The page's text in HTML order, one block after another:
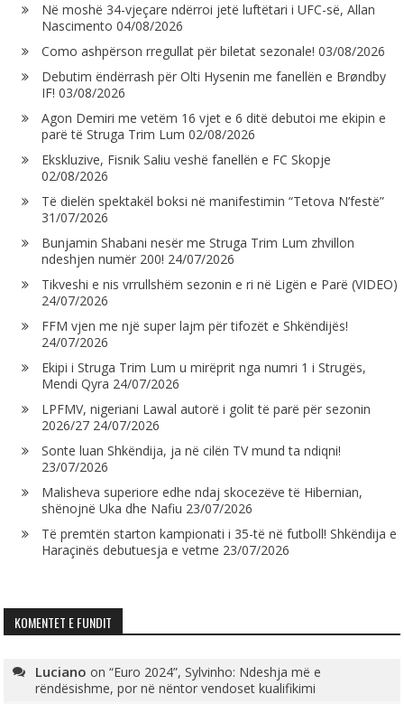
Në moshë 34-vjeçare ndërroi jetë luftëtari i UFC-së, Allan
Nascimento 04/08/2026
Como ashpërson rregullat për biletat sezonale! 03/08/2026
Debutim ëndërrash për Olti Hysenin me fanellën e Brøndby
IF! 03/08/2026
Agon Demiri me vetëm 16 vjet e 6 ditë debutoi me ekipin e
parë të Struga Trim Lum 02/08/2026
Ekskluzive, Fisnik Saliu veshë fanellën e FC Skopje
02/08/2026
Të dielën spektakël boksi në manifestimin “Tetova N’festë”
31/07/2026
Bunjamin Shabani nesër me Struga Trim Lum zhvillon
ndeshjen numër 200! 24/07/2026
Tikveshi e nis vrrullshëm sezonin e ri në Ligën e Parë (VIDEO)
24/07/2026
FFM vjen me një super lajm për tifozët e Shkëndijës!
24/07/2026
Ekipi i Struga Trim Lum u mirëprit nga numri 1 i Strugës,
Mendi Qyra 24/07/2026
LPFMV, nigeriani Lawal autorë i golit të parë për sezonin
2026/27 24/07/2026
Sonte luan Shkëndija, ja në cilën TV mund ta ndiqni!
23/07/2026
Malisheva superiore edhe ndaj skocezëve të Hibernian,
shënojnë Uka dhe Nafiu 23/07/2026
Të premtën starton kampionati i 35-të në futboll! Shkëndija e
Haraçinës debutuesja e vetme 23/07/2026
KOMENTET E FUNDIT
Luciano on“Euro 2024”, Sylvinho: Ndeshja më e
rëndësishme, por në nëntor vendoset kualifikimi